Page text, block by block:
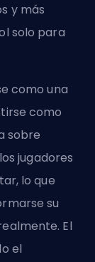
y más
solo para
como una
como
sobre
jugadores
lo que
su
El
el